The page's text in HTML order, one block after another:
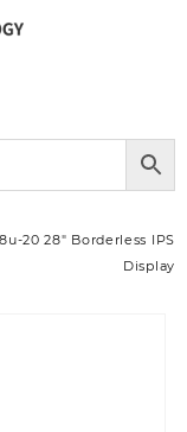
20 28″ Borderless IPS
Display